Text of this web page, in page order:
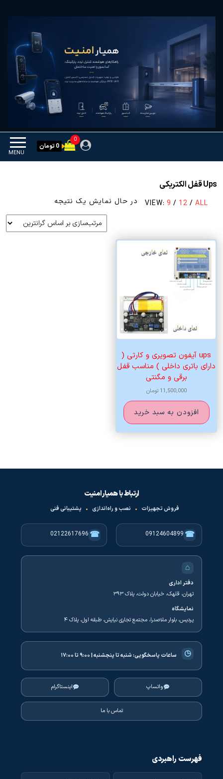
همیار امنیت
MENU
0
0 تومان
Ups قفل الکتریکی
VIEW: 9 / 12 / ALL در حال نمایش یک نتیجه
ups آیفون تصویری و کارتی (
دارای باتری داخلی ) مناسب قفل
برقی و مگنتی
11,500,000 تومان
افزودن به سبد خرید
ارتباط با همیار امنیت
فروش تجهیزات • نصب و راه‌اندازی • پشتیبانی فنی
☎
09124604899
☎
02122617696
⌂
دفتر اداری
تهران، قلهک، خیابان دولت، پلاک ۳۹۳
نمایشگاه
پردیس، بلوار ملاصدرا، مجتمع تجاری نیایش، طبقه اول، پلاک ۴
◷ ساعات پاسخگویی:شنبه تا پنجشنبه | ۹:۰۰ تا ۱۷:۰۰
واتساپ اینستاگرام
تماس با ما
فهرست راهبردی